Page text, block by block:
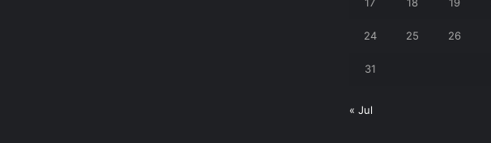
17 18 19
24 25 26
31
« Jul